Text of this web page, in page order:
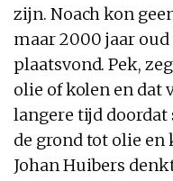
zijn. Noachkon
maar 2000 jaar oud
plaatsvond.Pek,
olie of kolen en dat
langere tijd
de grond tot olie en
Johan Huibers